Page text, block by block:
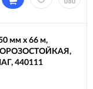
мм х 66 м,
440111